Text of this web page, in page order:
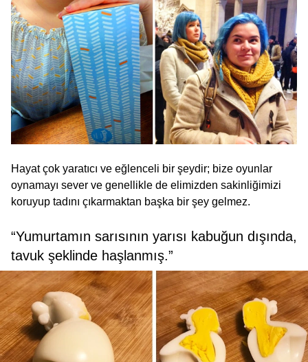
Hayat çok yaratıcı ve eğlenceli bir şeydir; bize oyunlar
oynamayı sever ve genellikle de elimizden sakinliğimizi
koruyup tadını çıkarmaktan başka bir şey gelmez.
“Yumurtamın sarısının yarısı kabuğun dışında,
tavuk şeklinde haşlanmış.”